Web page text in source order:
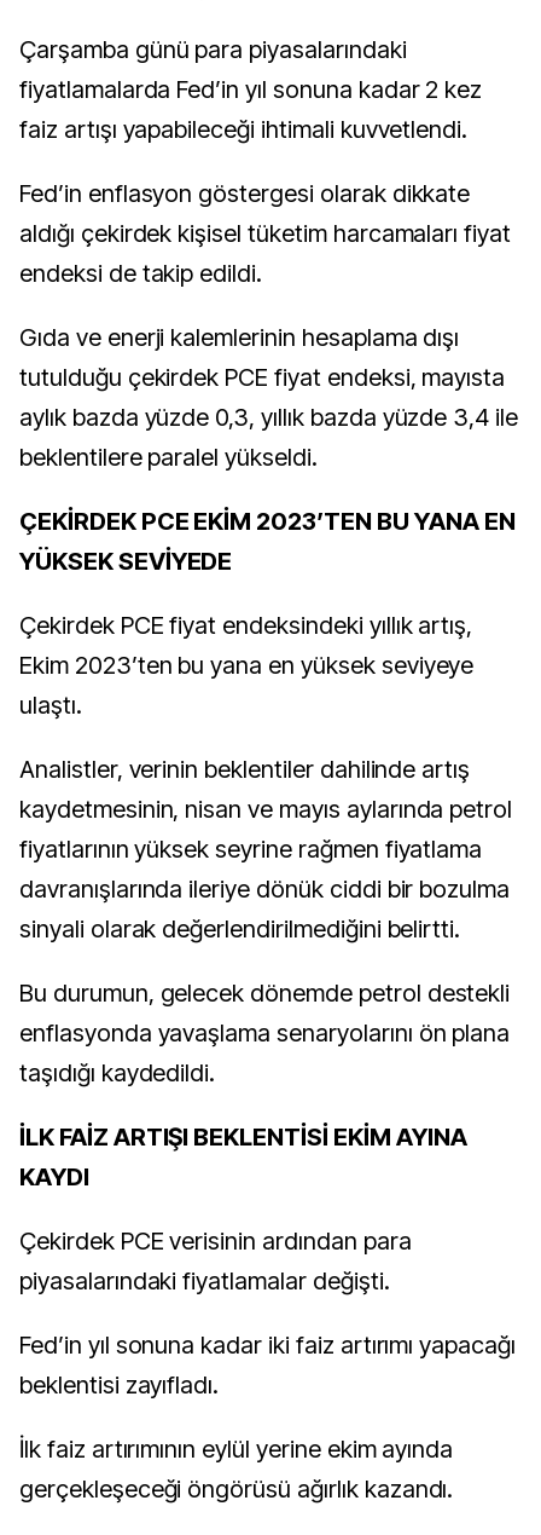
Çarşamba günü para piyasalarındaki
fiyatlamalarda Fed’in yıl sonuna kadar 2 kez
faiz artışı yapabileceği ihtimali kuvvetlendi.
Fed’in enflasyon göstergesi olarak dikkate
aldığı çekirdek kişisel tüketim harcamaları fiyat
endeksi de takip edildi.
Gıda ve enerji kalemlerinin hesaplama dışı
tutulduğu çekirdek PCE fiyat endeksi, mayısta
aylık bazda yüzde 0,3, yıllık bazda yüzde 3,4 ile
beklentilere paralel yükseldi.
ÇEKİRDEK PCE EKİM 2023’TEN BU YANA EN
YÜKSEK SEVİYEDE
Çekirdek PCE fiyat endeksindeki yıllık artış,
Ekim 2023’ten bu yana en yüksek seviyeye
ulaştı.
Analistler, verinin beklentiler dahilinde artış
kaydetmesinin, nisan ve mayıs aylarında petrol
fiyatlarının yüksek seyrine rağmen fiyatlama
davranışlarında ileriye dönük ciddi bir bozulma
sinyali olarak değerlendirilmediğini belirtti.
Bu durumun, gelecek dönemde petrol destekli
enflasyonda yavaşlama senaryolarını ön plana
taşıdığı kaydedildi.
İLK FAİZ ARTIŞI BEKLENTİSİ EKİM AYINA
KAYDI
Çekirdek PCE verisinin ardından para
piyasalarındaki fiyatlamalar değişti.
Fed’in yıl sonuna kadar iki faiz artırımı yapacağı
beklentisi zayıfladı.
İlk faiz artırımının eylül yerine ekim ayında
gerçekleşeceği öngörüsü ağırlık kazandı.